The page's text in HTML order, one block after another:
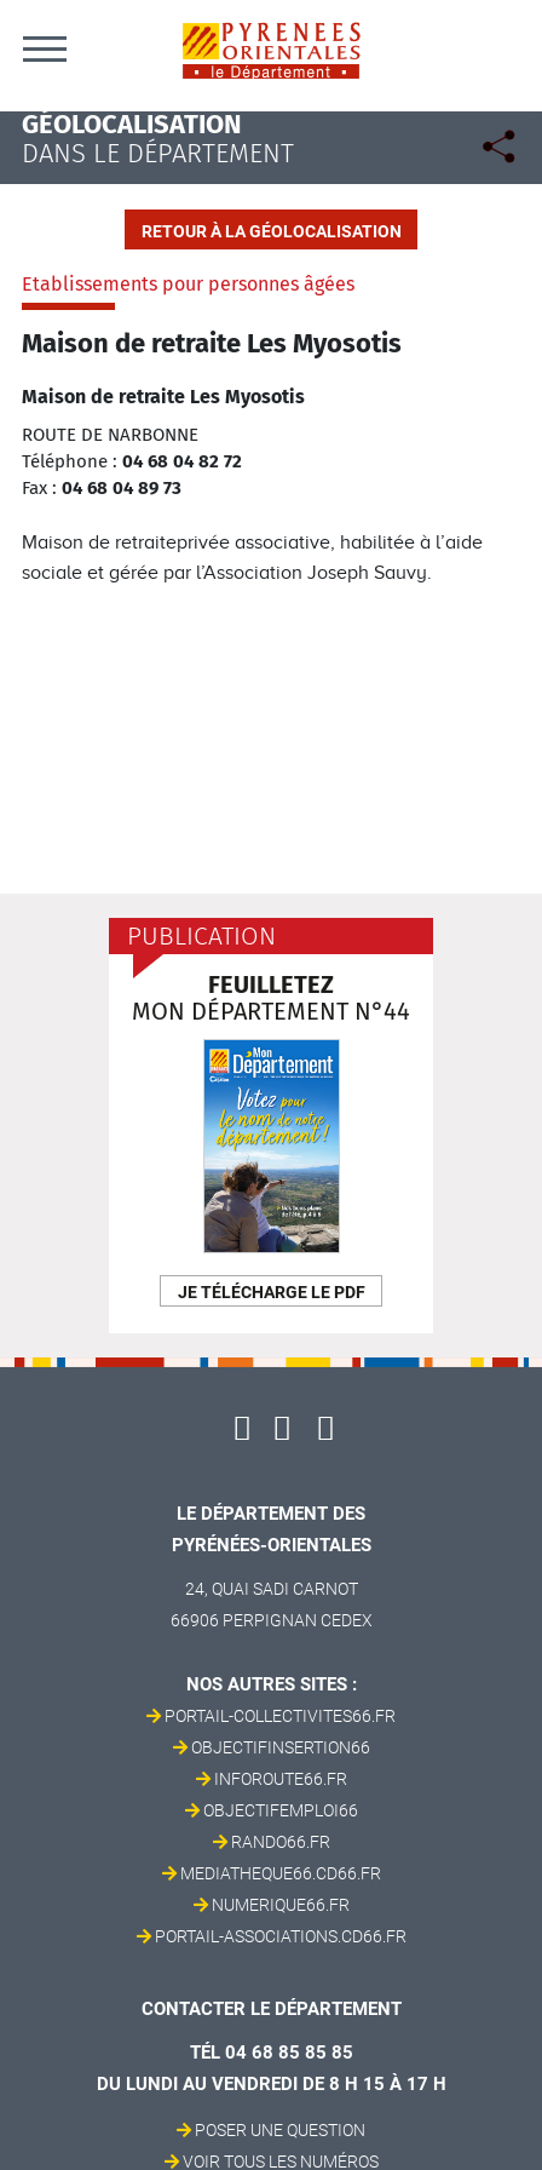
GÉOLOCALISATION
DANS LE DÉPARTEMENT
RETOUR À LA GÉOLOCALISATION
Etablissements pour personnes âgées
Maison de retraite Les Myosotis
Maison de retraite Les Myosotis
ROUTE DE NARBONNE
Téléphone : 04 68 04 82 72
Fax : 04 68 04 89 73
Maison de retraiteprivée associative, habilitée à l’aide
sociale et gérée par l’Association Joseph Sauvy.
PUBLICATION
FEUILLETEZ
MON DÉPARTEMENT N°44
JE TÉLÉCHARGE LE PDF
LE DÉPARTEMENT DES
PYRÉNÉES-ORIENTALES
24, QUAI SADI CARNOT
66906 PERPIGNAN CEDEX
NOS AUTRES SITES :
PORTAIL-COLLECTIVITES66.FR
OBJECTIFINSERTION66
INFOROUTE66.FR
OBJECTIFEMPLOI66
RANDO66.FR
MEDIATHEQUE66.CD66.FR
NUMERIQUE66.FR
PORTAIL-ASSOCIATIONS.CD66.FR
CONTACTER LE DÉPARTEMENT
TÉL 04 68 85 85 85
DU LUNDI AU VENDREDI DE 8 H 15 À 17 H
POSER UNE QUESTION
VOIR TOUS LES NUMÉROS